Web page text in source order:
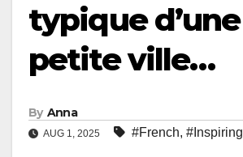
typique d’une
petite ville…
By Anna
AUG 1, 2025 #French, #Inspiring